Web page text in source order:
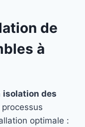
de
à
isolation des
optimale :